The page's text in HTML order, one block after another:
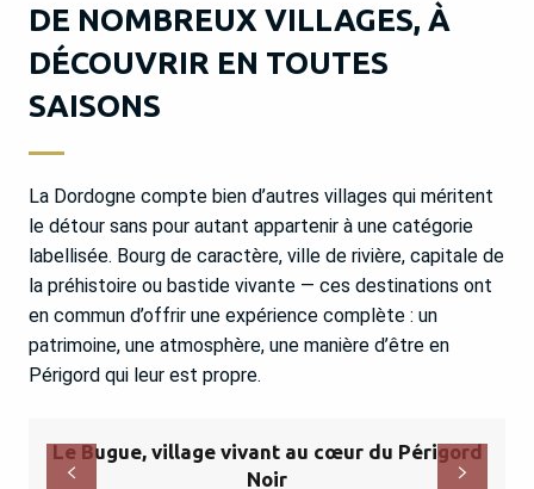
DE NOMBREUX VILLAGES, À
DÉCOUVRIR EN TOUTES
SAISONS
La Dordogne compte bien d’autres villages qui méritent
le détour sans pour autant appartenir à une catégorie
labellisée. Bourg de caractère, ville de rivière, capitale de
la préhistoire ou bastide vivante — ces destinations ont
en commun d’offrir une expérience complète : un
patrimoine, une atmosphère, une manière d’être en
Périgord qui leur est propre.
Le Bugue, village vivant au cœur du Périgord
Noir